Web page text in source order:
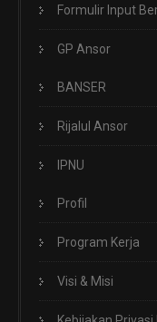
Formulir Input
GP Ansor
BANSER
Rijalul Ansor
IPNU
Profil
Program Kerja
Visi & Misi